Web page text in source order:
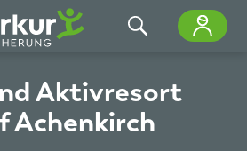
Aktivresort
Achenkirch